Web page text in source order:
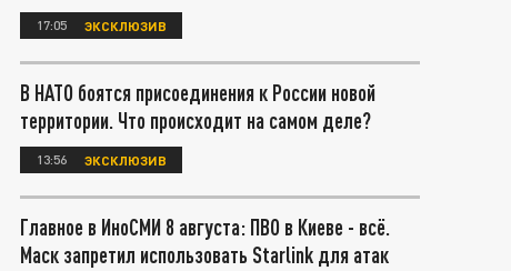
17:05 ЭКСКЛЮЗИВ
В НАТО боятся присоединения к России новой
территории. Что происходит на самом деле?
13:56 ЭКСКЛЮЗИВ
Главное в ИноСМИ 8 августа: ПВО в Киеве - всё.
Маск запретил использовать Starlink для атак